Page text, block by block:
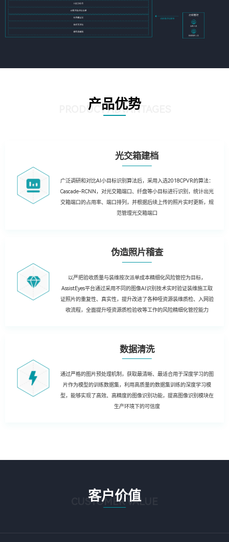
产品优势
PRODUCT ADVANTAGES
光交箱建档
广泛调研和对比AI小目标识别算法后，采用入选2018CPVR的算法：
Cascade-RCNN，对光交箱端口、纤盘等小目标进行识别，统计出光
交箱端口的占用率、端口排列，并根据后续上传的照片实时更新，规
范管理光交箱端口
伪造照片稽查
以严把验收质量与装维按次派单成本精细化风险管控为目标，
AssistEyes平台通过采用不同的图像AI识别技术实时验证装维施工取
证照片的重复性、真实性，提升改进了各种哑资源装维质检、入网验
收流程，全面提升哑资源质检验收等工作的风险精细化管控能力
数据清洗
通过严格的图片预处理机制，获取最清晰、最适合用于深度学习的图
片作为模型的训练数据集，利用高质量的数据集训练的深度学习模
型，能够实现了高效、高精度的图像识别功能，提高图像识别模块在
生产环境下的可信度
客户价值
CUSTOMER VALUE